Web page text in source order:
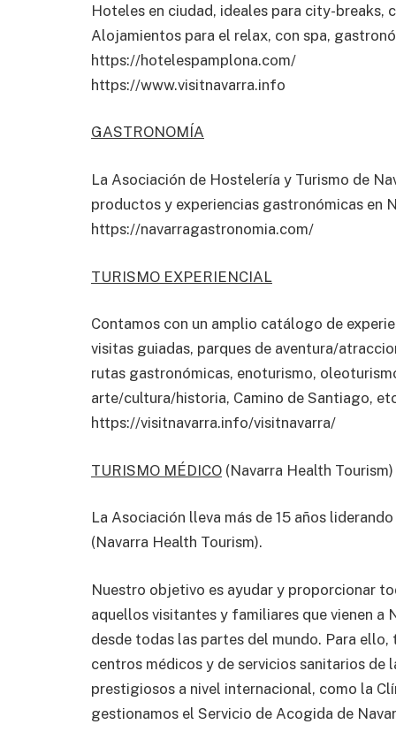
Hoteles en ciudad, ideales para city-breaks,
Alojamientos para el relax, con spa,
https://hotelespamplona.com/
https://www.visitnavarra.info
GASTRONOMÍA
La Asociación de Hostelería y Turismo de
productos y experiencias gastronómicas en
https://navarragastronomia.com/
TURISMO EXPERIENCIAL
Contamos con un amplio catálogo de
visitas guiadas, parques de aventura/
rutas gastronómicas, enoturismo,
arte/cultura/historia, Camino de Santiago,
https://visitnavarra.info/visitnavarra/
TURISMO MÉDICO (Navarra Health Tourism)
La Asociación lleva más de 15 años
(Navarra Health Tourism).
Nuestro objetivo es ayudar y proporcionar
aquellos visitantes y familiares que vienen
desde todas las partes del mundo. Para
centros médicos y de servicios sanitarios de
prestigiosos a nivel internacional, como la
gestionamos el Servicio de Acogida de